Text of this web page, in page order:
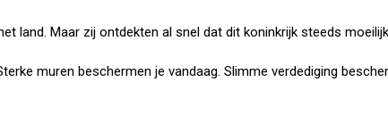
land. Maar zij ontdekten al snel dat dit koninkrijk steeds
muren beschermen je vandaag. Slimme verdediging